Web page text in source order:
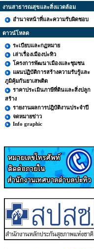
งานสาธารณสุขและสิ่งแวดล้อม
อำนาจหน้าที่และความรับผิดชอบ
ดาวน์โหลด
ระเบียบและกฏหมาย
เล่าเรื่องเมืองปะทิว
โครงการพัฒนาเมืองและชุมชน
แผนปฏิบัติการสร้างความรับรู้และ
ภูมิคุ้มกันยาเสพติด
ราคาประเมินภาษีที่ดินและสิ่งปลูก
สร้าง
รายงานผลการปฎิบัติงานประจำปี
จดหมายข่าว
Info graphic